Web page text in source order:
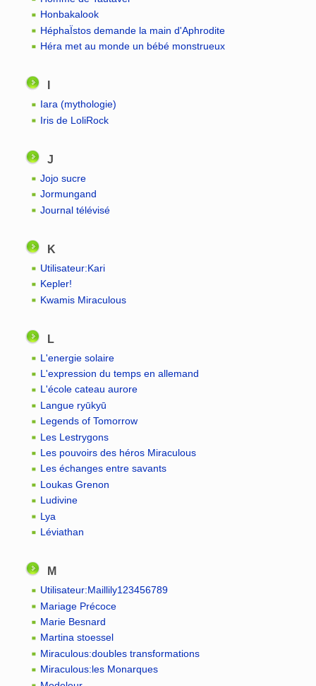
Honbakalook
HéphaÏstos demande la main d'Aphrodite
Héra met au monde un bébé monstrueux
I
Iara (mythologie)
Iris de LoliRock
J
Jojo sucre
Jormungand
Journal télévisé
K
Utilisateur:Kari
Kepler!
Kwamis Miraculous
L
L'energie solaire
L'expression du temps en allemand
L'école cateau aurore
Langue ryūkyū
Legends of Tomorrow
Les Lestrygons
Les pouvoirs des héros Miraculous
Les échanges entre savants
Loukas Grenon
Ludivine
Lya
Léviathan
M
Utilisateur:Maillily123456789
Mariage Précoce
Marie Besnard
Martina stoessel
Miraculous:doubles transformations
Miraculous:les Monarques